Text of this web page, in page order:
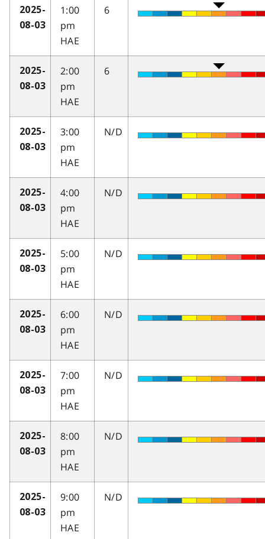
2025-
08-03
1:00
pm
HAE
6
2025-
08-03
2:00
pm
HAE
6
2025-
08-03
3:00
pm
HAE
N/D
2025-
08-03
4:00
pm
HAE
N/D
2025-
08-03
5:00
pm
HAE
N/D
2025-
08-03
6:00
pm
HAE
N/D
2025-
08-03
7:00
pm
HAE
N/D
2025-
08-03
8:00
pm
HAE
N/D
2025-
08-03
9:00
pm
HAE
N/D